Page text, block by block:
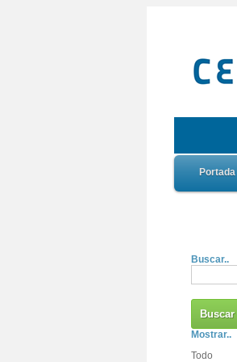
Portada
Buscar..
Mostrar..
Todo